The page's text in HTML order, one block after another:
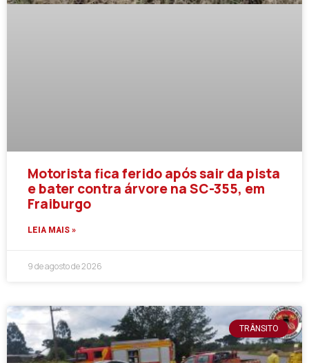
Motorista fica ferido após sair da pista
e bater contra árvore na SC-355, em
Fraiburgo
LEIA MAIS »
9 de agosto de 2026
TRÂNSITO